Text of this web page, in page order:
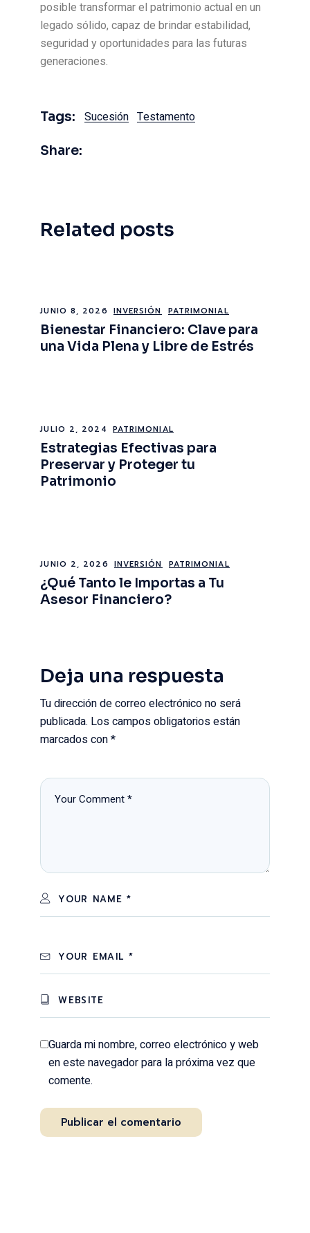
posible transformar el patrimonio actual en un
legado sólido, capaz de brindar estabilidad,
seguridad y oportunidades para las futuras
generaciones.
Tags: Sucesión Testamento
Share:
Related posts
JUNIO 8, 2026 INVERSIÓN PATRIMONIAL
Bienestar Financiero: Clave para
una Vida Plena y Libre de Estrés
JULIO 2, 2024 PATRIMONIAL
Estrategias Efectivas para
Preservar y Proteger tu
Patrimonio
JUNIO 2, 2026 INVERSIÓN PATRIMONIAL
¿Qué Tanto le Importas a Tu
Asesor Financiero?
Deja una respuesta
Tu dirección de correo electrónico no será
publicada. Los campos obligatorios están
marcados con*
Guarda mi nombre, correo electrónico y web
en este navegador para la próxima vez que
comente.
Publicar el comentario